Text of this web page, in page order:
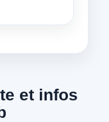
et infos